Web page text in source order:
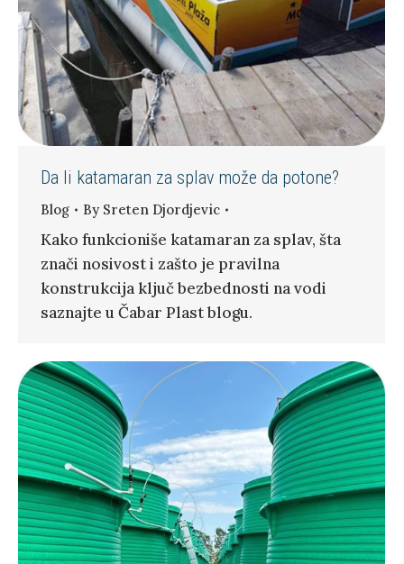
Da li katamaran za splav može da potone?
Blog By Sreten Djordjevic
Kako funkcioniše katamaran za splav, šta
znači nosivost i zašto je pravilna
konstrukcija ključ bezbednosti na vodi
saznajte u Čabar Plast blogu.